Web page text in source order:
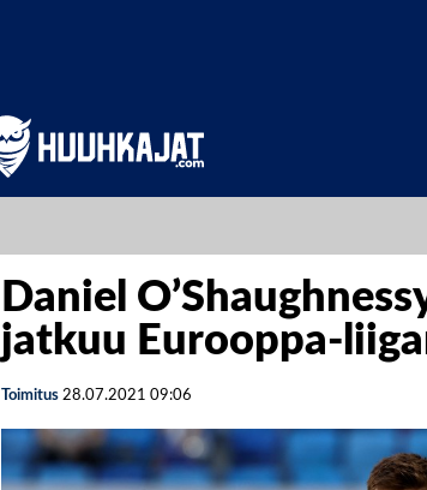
Daniel
jatkuu Eurooppa-
Toimitus 28.07.2021 09:06